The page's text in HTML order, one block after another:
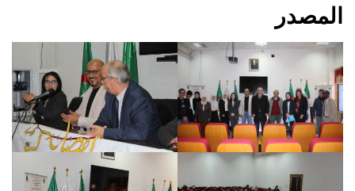
المصدر